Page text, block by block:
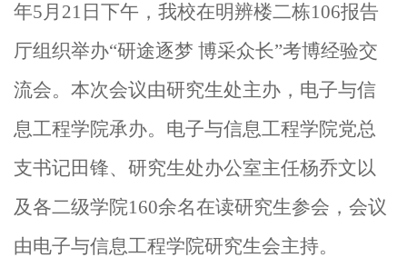
年5月 21 日下午，我校在明辨楼二栋106报告
厅组织举办“研途逐梦 博采众长”考博经验交
流会。本次会议由研究生处主办 ， 电子与信
息工程学院承办。电子与信息工程学院党总
支书记田锋、研究生处办公室主任杨乔文以
及各二级学院160余名在读研究生参会，会议
由电子与信息工程学院研究生会主持。